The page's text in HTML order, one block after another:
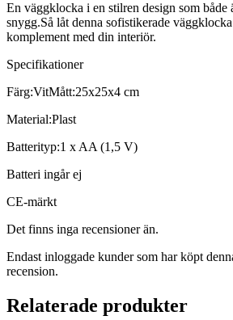
En väggklocka i en stilren design som både
snygg.Så låt denna sofistikerade
komplement med din interiör.
Specifikationer
Färg:VitMått:25x25x4 cm
Material:Plast
Batterityp:1 x AA (1,5 V)
Batteri ingår ej
CE-märkt
Det finns inga recensioner än.
Endast inloggade kunder som har köpt
recension.
Relaterade produkter